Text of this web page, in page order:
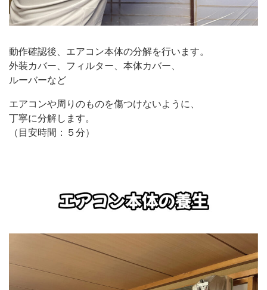
動作確認後、エアコン本体の分解を行います。
外装カバー、フィルター、本体カバー、
ルーバーなど
エアコンや周りのものを傷つけないように、
丁寧に分解します。
（目安時間：５分）